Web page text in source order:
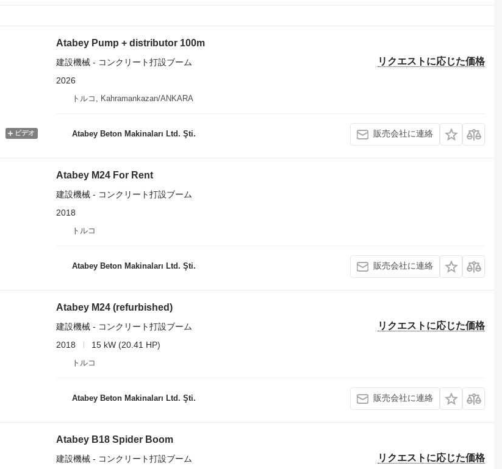
ビデオ
Atabey Pump + distributor 100m
リクエストに応じた価格
建設機械 - コンクリート打設ブーム
2026
トルコ, Kahramankazan/ANKARA
Atabey Beton Makinaları Ltd. Şti. 販売会社に連絡
Atabey M24 For Rent
建設機械 - コンクリート打設ブーム
2018
トルコ
Atabey Beton Makinaları Ltd. Şti. 販売会社に連絡
Atabey M24 (refurbished)
リクエストに応じた価格
建設機械 - コンクリート打設ブーム
2018
15 kW (20.41 HP)
トルコ
Atabey Beton Makinaları Ltd. Şti. 販売会社に連絡
Atabey B18 Spider Boom
リクエストに応じた価格
建設機械 - コンクリート打設ブーム